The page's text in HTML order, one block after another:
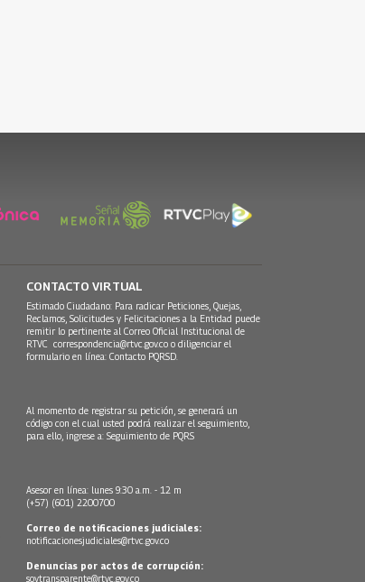
CONTACTO VIRTUAL
Estimado Ciudadano: Para radicar Peticiones, Quejas,
Reclamos, Solicitudes y Felicitaciones a la Entidad puede
remitir lo pertinente al Correo Oficial Institucional de
RTVC correspondencia@rtvc.gov.co o diligenciar el
formulario en línea: Contacto PQRSD.
Al momento de registrar su petición, se generará un
código con el cual usted podrá realizar el seguimiento,
para ello, ingrese a: Seguimiento de PQRS
Asesor en línea: lunes 9:30 a.m. - 12 m
(+57) (601) 2200700
Correo de notificaciones judiciales:
notificacionesjudiciales@rtvc.gov.co
Denuncias por actos de corrupción:
soytransparente@rtvc.gov.co